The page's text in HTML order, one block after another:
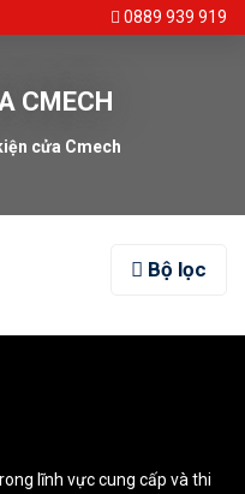
0889 939 919
CMECH
cửa Cmech
Bộ lọc
lĩnh vực cung cấp và thi